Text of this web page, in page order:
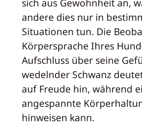
sich aus Gewohnheit an,
andere dies nur in
Situationen tun. Die
Körpersprache Ihres
Aufschluss über seine
wedelnder Schwanz
auf Freude hin, während
angespannte
hinweisen kann.